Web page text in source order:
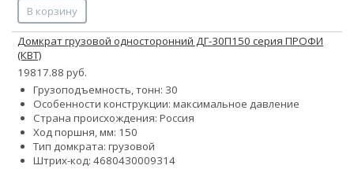
В корзину
Домкрат грузовой односторонний ДГ-30П150 серия ПРОФИ
(КВТ)
19817.88 руб.
Грузоподъемность, тонн: 30
Особенности конструкции: максимальное давление
Страна происхождения: Россия
Ход поршня, мм: 150
Тип домкрата: грузовой
Штрих-код: 4680430009314